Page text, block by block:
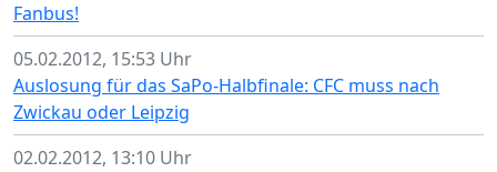
Fanbus!
05.02.2012, 15:53 Uhr
Auslosung für das SaPo-Halbfinale: CFC muss nach
Zwickau oder Leipzig
02.02.2012, 13:10 Uhr